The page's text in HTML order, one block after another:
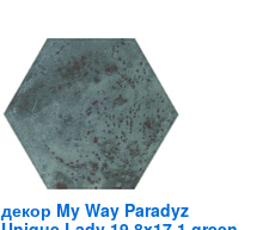
декор My Way Paradyz